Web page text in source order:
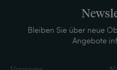
Bleiben Sie über neue
Angebote